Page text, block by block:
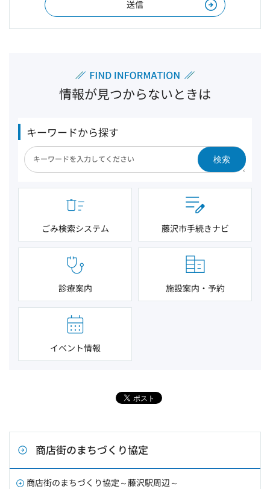
情報が見つからないときは
キーワードから探す
検索
ごみ検索システム 藤沢市手続きナビ
診療案内 施設案内・予約
イベント情報
商店街のまちづくり協定
商店街のまちづくり協定～藤沢駅周辺～